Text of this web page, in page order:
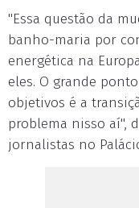
"Essa questão da
banho-maria por
energética na
eles. O grande
objetivos é a
problema nisso aí",
jornalistas no